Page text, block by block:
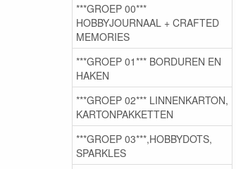
***GROEP 00***
HOBBYJOURNAAL + CRAFTED
MEMORIES
***GROEP 01*** BORDUREN EN
HAKEN
***GROEP 02*** LINNENKARTON,
KARTONPAKKETTEN
***GROEP 03***,HOBBYDOTS,
SPARKLES